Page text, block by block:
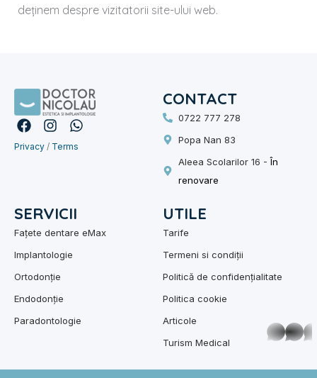
deținem despre vizitatorii site-ului web.
F
a
c
o
k
I
n
s
r
a
m
W
h
a
p
p
Privacy / Terms
CONTACT
0722 777 278
Popa Nan 83
Aleea Scolarilor 16 -În
renovare
SERVICII
Fațete dentare eMax
Implantologie
Ortodonție
Endodonție
Paradontologie
UTILE
Tarife
Termeni si condiții
Politică de confidențialitate
Politica cookie
Articole
Turism Medical